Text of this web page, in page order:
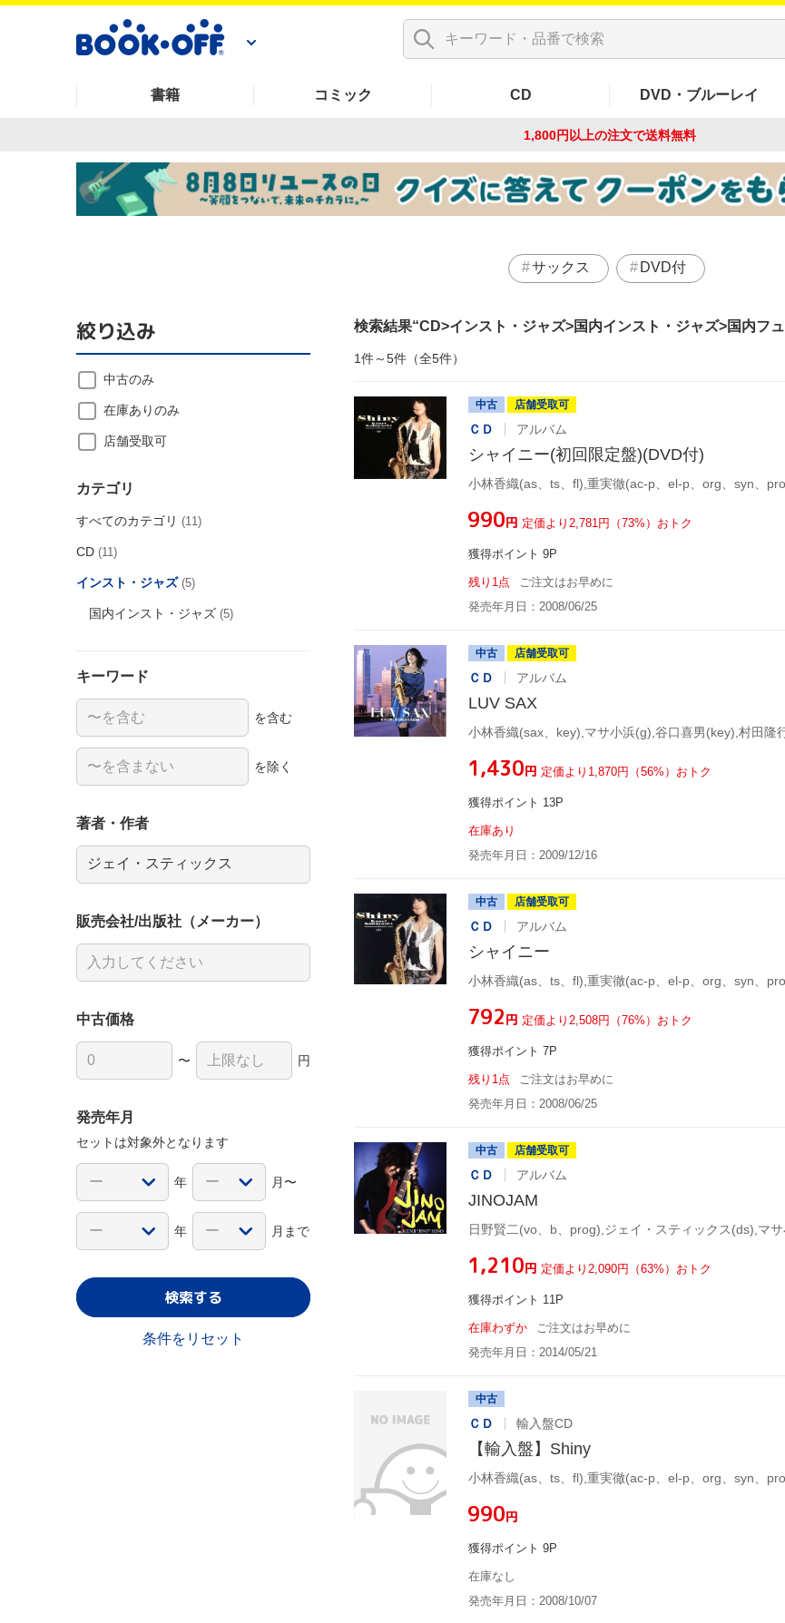
書籍 コミック CD DVD・ブルーレイ
1,800円以上の注文で送料無料
サックス DVD付
検索結果 CD>インスト・ジャズ>国内インスト・ジャズ>国内フ
1件～5件（全5件）
中古 店舗受取可
ＣＤ アルバム
シャイニー(初回限定盤)(DVD付)
¥990円 定価より2,781円（73%）おトク
獲得ポイント 9P
残り1点
ご注文はお早めに
発売年月日：2008/06/25
中古 店舗受取可
ＣＤ アルバム
LUV SAX
¥1,430円 定価より1,870円（56%）おトク
獲得ポイント 13P
在庫あり
発売年月日：2009/12/16
中古 店舗受取可
ＣＤ アルバム
シャイニー
¥792円 定価より2,508円（76%）おトク
獲得ポイント 7P
残り1点
ご注文はお早めに
発売年月日：2008/06/25
中古 店舗受取可
ＣＤ アルバム
JINOJAM
¥1,210円 定価より2,090円（63%）おトク
獲得ポイント 11P
在庫わずか
ご注文はお早めに
発売年月日：2014/05/21
中古
ＣＤ 輸入盤CD
【輸入盤】Shiny
¥990円
獲得ポイント 9P
在庫なし
発売年月日：2008/10/07
絞り込み
中古のみ
在庫ありのみ
店舗受取可
カテゴリ
すべてのカテゴリ (11)
CD (11)
インスト・ジャズ (5)
国内インスト・ジャズ (5)
キーワード
を含む
を除く
著者・作者
販売会社/出版社（メーカー）
中古価格
〜 円
発売年月
セットは対象外となります
年 月〜
年 月まで
検索する
条件をリセット